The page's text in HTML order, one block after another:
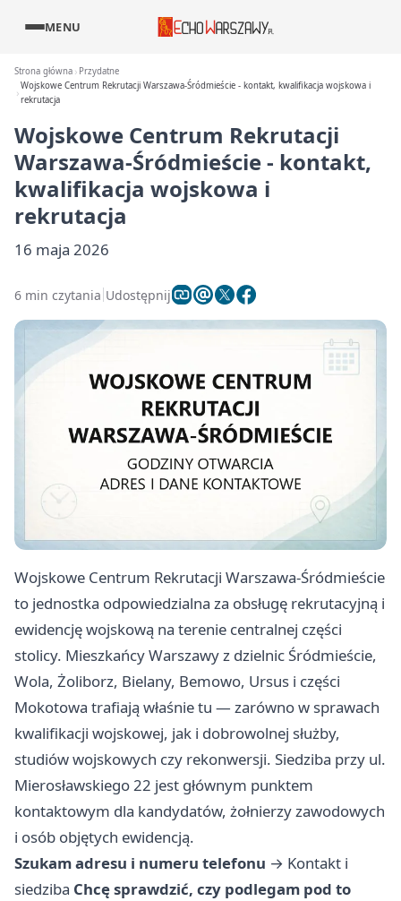
MENU
Strona główna
Przydatne
Wojskowe Centrum Rekrutacji Warszawa-Śródmieście - kontakt, kwalifikacja wojskowa i
rekrutacja
Wojskowe Centrum Rekrutacji
Warszawa-Śródmieście - kontakt,
kwalifikacja wojskowa i
rekrutacja
16 maja 2026
6 min czytania Udostępnij
Wojskowe Centrum Rekrutacji Warszawa-Śródmieście
to jednostka odpowiedzialna za obsługę rekrutacyjną i
ewidencję wojskową na terenie centralnej części
stolicy. Mieszkańcy Warszawy z dzielnic Śródmieście,
Wola, Żoliborz, Bielany, Bemowo, Ursus i części
Mokotowa trafiają właśnie tu — zarówno w sprawach
kwalifikacji wojskowej, jak i dobrowolnej służby,
studiów wojskowych czy rekonwersji. Siedziba przy ul.
Mierosławskiego 22 jest głównym punktem
kontaktowym dla kandydatów, żołnierzy zawodowych
i osób objętych ewidencją.
Szukam adresu i numeru telefonu → Kontakt i
siedziba Chcę sprawdzić, czy podlegam pod to